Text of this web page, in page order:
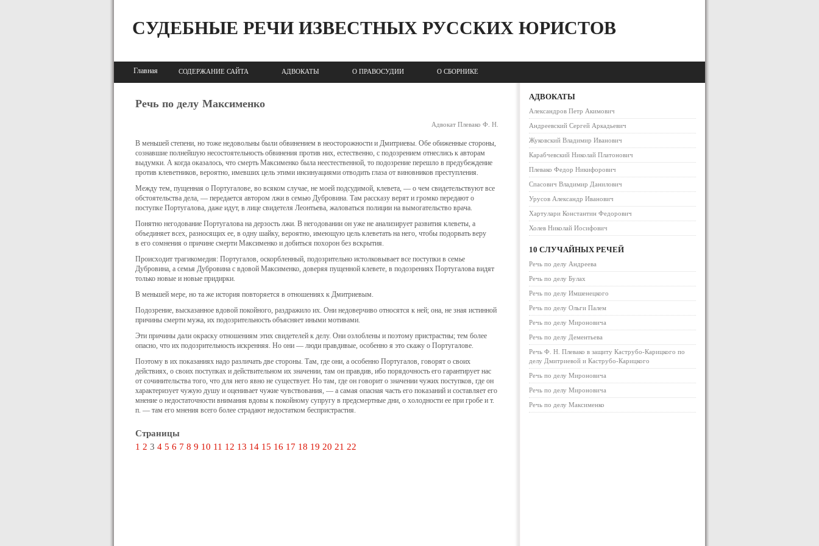
СУДЕБНЫЕ РЕЧИ ИЗВЕСТНЫХ РУССКИХ ЮРИСТОВ
Главная СОДЕРЖАНИЕ САЙТА АДВОКАТЫ О ПРАВОСУДИИ О СБОРНИКЕ
Речь по делу Максименко
Адвокат Плевако Ф. Н.
В меньшей степени, но тоже недовольны были обвинением в неосторожности и Дмитриевы. Обе обиженные сторо­ны,
сознавшие полнейшую несостоятельность обвинения против них, естественно, с подозрением отнеслись к авторам
выдумки. А когда оказалось, что смерть Максименко была неестественной, то подозре­ние перешло в предубеждение
против клеветников, вероятно, имев­ших цель этими инсинуациями отводить глаза от виновников пре­ступления.
Между тем, пущенная о Португалове, во всяком случае, не моей подсудимой, клевета, — о чем свидетельствуют все
обстоятель­ства дела, — передается автором лжи в семью Дубровина. Там рас­сказу верят и громко передают о
поступке Португалова, даже идут, в лице свидетеля Леонтьева, жаловаться полиции на вымогатель­ство врача.
Понятно негодование Португалова на дерзость лжи. В негодо­вании он уже не анализирует развития клеветы, а
объединяет всех, разносящих ее, в одну шайку, вероятно, имеющую цель клеветать на него, чтобы подорвать веру
в его сомнения о причине смерти Максименко и добиться похорон без вскрытия.
Происходит трагикомедия: Португалов, оскорбленный, подо­зрительно истолковывает все поступки в семье
Дубровина, а семья Дубровина с вдовой Максименко, доверяя пущенной клевете, в по­дозрениях Португалова видят
только новые и новые придирки.
В меньшей мере, но та же история повторяется в отношениях к Дмитриевым.
Подозрение, высказанное вдовой покойного, раздражило их. Они недоверчиво относятся к ней; она, не зная истинной
причины смерти мужа, их подозрительность объясняет иными мотивами.
Эти причины дали окраску отношениям этих свидетелей к де­лу. Они озлоблены и поэтому пристрастны; тем более
опасно, что их подозрительность искренняя. Но они — люди правдивые, осо­бенно я это скажу о Португалове.
Поэтому в их показаниях надо различать две стороны. Там, где они, а особенно Португалов, говорят о своих
действиях, о своих поступках и действительном их значении, там он правдив, ибо по­рядочность его гарантирует нас
от сочинительства того, что для него явно не существует. Но там, где он говорит о значении чужих поступков, где он
характеризует чужую душу и оценивает чужие чувствования, — а самая опасная часть его показаний и составляет его
мнение о недостаточности внимания вдовы к покойному супругу в предсмертные дни, о холодности ее при гробе и т.
п. — там его мнения всего более страдают недостатком беспристрастия.
Страницы
1 2 3 4 5 6 7 8 9 10 11 12 13 14 15 16 17 18 19 20 21 22
АДВОКАТЫ
Александров Петр Акимович
Андреевский Сергей Аркадьевич
Жуковский Владимир Иванович
Карабчевский Николай Платонович
Плевако Федор Никифорович
Спасович Владимир Данилович
Урусов Александр Иванович
Хартулари Константин Федорович
Холев Николай Иосифович
10 СЛУЧАЙНЫХ РЕЧЕЙ
Речь по делу Андреева
Речь по делу Булах
Речь по делу Имшенецкого
Речь по делу Ольги Палем
Речь по делу Мироновича
Речь по делу Дементьева
Речь Ф. Н. Плевако в защиту Каструбо-Карицкого по
делу Дмитриевой и Каструбо-Карицкого
Речь по делу Мироновича
Речь по делу Мироновича
Речь по делу Максименко